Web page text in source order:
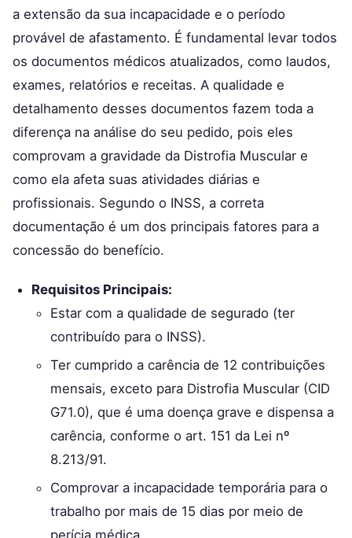
a extensão da sua incapacidade e o período
provável de afastamento. É fundamental levar todos
os documentos médicos atualizados, como laudos,
exames, relatórios e receitas. A qualidade e
detalhamento desses documentos fazem toda a
diferença na análise do seu pedido, pois eles
comprovam a gravidade da Distrofia Muscular e
como ela afeta suas atividades diárias e
profissionais. Segundo o INSS, a correta
documentação é um dos principais fatores para a
concessão do benefício.
Requisitos Principais:
Estar com a qualidade de segurado (ter
contribuído para o INSS).
Ter cumprido a carência de 12 contribuições
mensais, exceto para Distrofia Muscular (CID
G71.0), que é uma doença grave e dispensa a
carência, conforme o art. 151 da Lei nº
8.213/91.
Comprovar a incapacidade temporária para o
trabalho por mais de 15 dias por meio de
perícia médica.